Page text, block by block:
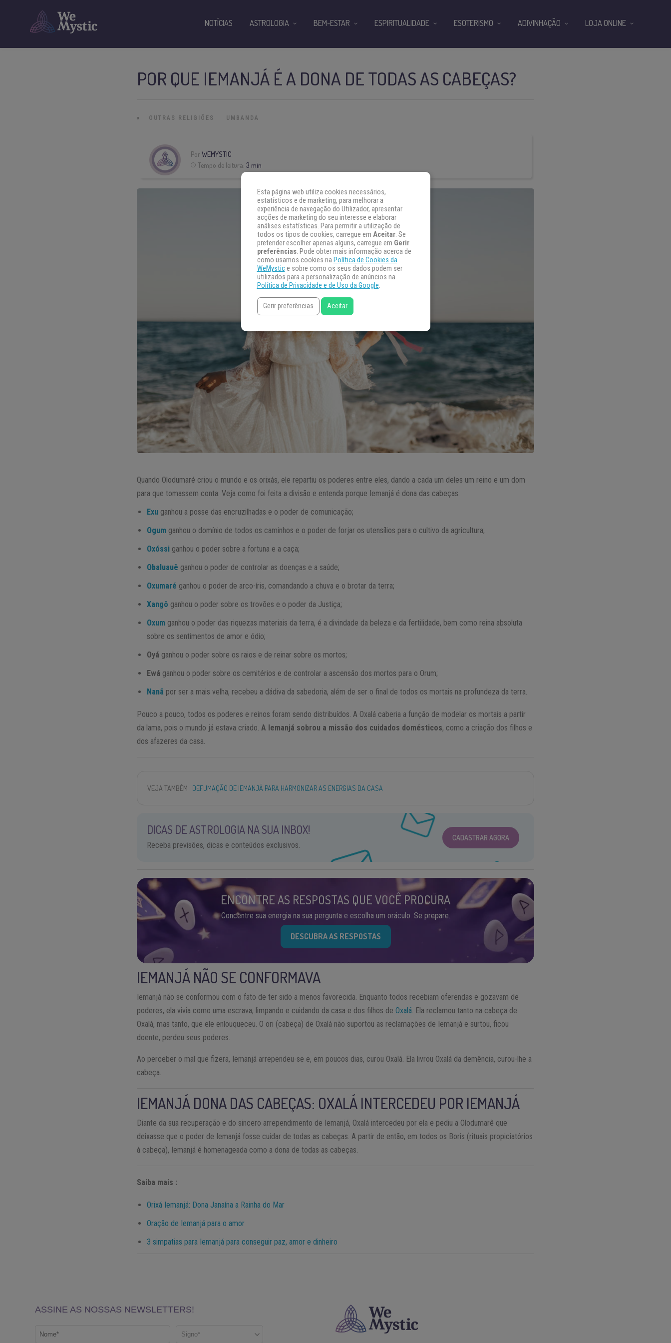
POR QUE IEMANJÁ É A DONA DE TODAS AS CABEÇAS?
» OUTRAS RELIGIÕES UMBANDA
PorWEMYSTIC
Tempo de leitura:3 min
Quando Olodumaré criou o mundo e os orixás, ele repartiu os poderes entre eles, dando a cada um deles um reino e um dom
para que tomassem conta. Veja como foi feita a divisão e entenda porque Iemanjá é dona das cabeças:
Exu ganhou a posse das encruzilhadas e o poder de comunicação;
Ogum ganhou o domínio de todos os caminhos e o poder de forjar os utensílios para o cultivo da agricultura;
Oxóssi ganhou o poder sobre a fortuna e a caça;
Obaluauê ganhou o poder de controlar as doenças e a saúde;
Oxumaré ganhou o poder de arco-íris, comandando a chuva e o brotar da terra;
Xangô ganhou o poder sobre os trovões e o poder da Justiça;
Oxum ganhou o poder das riquezas materiais da terra, é a divindade da beleza e da fertilidade, bem como reina absoluta
sobre os sentimentos de amor e ódio;
Oyá ganhou o poder sobre os raios e de reinar sobre os mortos;
Ewá ganhou o poder sobre os cemitérios e de controlar a ascensão dos mortos para o Orum;
Nanã por ser a mais velha, recebeu a dádiva da sabedoria, além de ser o final de todos os mortais na profundeza da terra.
Pouco a pouco, todos os poderes e reinos foram sendo distribuídos. A Oxalá caberia a função de modelar os mortais a partir
da lama, pois o mundo já estava criado.A Iemanjá sobrou a missão dos cuidados domésticos, como a criação dos filhos e
dos afazeres da casa.
VEJA TAMBÉM DEFUMAÇÃO DE IEMANJÁ PARA HARMONIZAR AS ENERGIAS DA CASA
DICAS DE ASTROLOGIA NA SUA INBOX!
Receba previsões, dicas e conteúdos exclusivos.
CADASTRAR AGORA
ENCONTRE AS RESPOSTAS QUE VOCÊ PROCURA
Concentre sua energia na sua pergunta e escolha um oráculo. Se prepare.
DESCUBRA AS RESPOSTAS
IEMANJÁ NÃO SE CONFORMAVA
Iemanjá não se conformou com o fato de ter sido a menos favorecida. Enquanto todos recebiam oferendas e gozavam de
poderes, ela vivia como uma escrava, limpando e cuidando da casa e dos filhos deOxalá. Ela reclamou tanto na cabeça de
Oxalá, mas tanto, que ele enlouqueceu. O ori (cabeça) de Oxalá não suportou as reclamações de Iemanjá e surtou, ficou
doente, perdeu seus poderes.
Ao perceber o mal que fizera, Iemanjá arrependeu-se e, em poucos dias, curou Oxalá. Ela livrou Oxalá da demência, curou-lhe a
cabeça.
IEMANJÁ DONA DAS CABEÇAS: OXALÁ INTERCEDEU POR IEMANJÁ
Diante da sua recuperação e do sincero arrependimento de Iemanjá, Oxalá intercedeu por ela e pediu a Olodumarê que
deixasse que o poder de Iemanjá fosse cuidar de todas as cabeças. A partir de então, em todos os Boris (rituais propiciatórios
à cabeça), Iemanjá é homenageada como a dona de todas as cabeças.
Saiba mais :
Orixá Iemanjá: Dona Janaína a Rainha do Mar
Oração de Iemanjá para o amor
3 simpatias para Iemanjá para conseguir paz, amor e dinheiro
NOTÍCIAS ASTROLOGIA BEM-ESTAR ESPIRITUALIDADE ESOTERISMO ADIVINHAÇÃO LOJA ONLINE
Esta página web utiliza cookies necessários,
estatísticos e de marketing, para melhorar a
experiência de navegação do Utilizador, apresentar
acções de marketing do seu interesse e elaborar
análises estatísticas. Para permitir a utilização de
todos os tipos de cookies, carregue em Aceitar. Se
pretender escolher apenas alguns, carregue em Gerir
preferências. Pode obter mais informação acerca de
como usamos cookies na Política de Cookies da
WeMystice sobre como os seus dados podem ser
utilizados para a personalização de anúncios na
Política de Privacidade e de Uso da Google.
Gerir preferências Aceitar